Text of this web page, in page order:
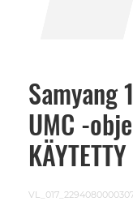
Samyang
UMC -
KÄYTETTY
Skip
beginning
images